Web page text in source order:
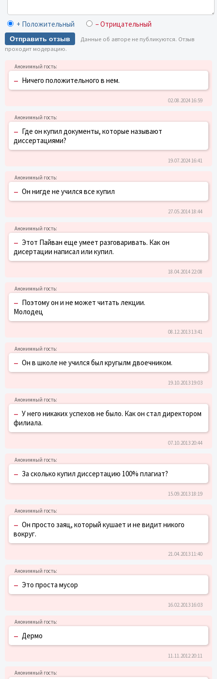
+ Положительный – Отрицательный
Отправить отзыв
Данные об авторе не публикуются. Отзыв
проходит модерацию.
– Ничего положительного в нем.
02.08.2024 16:59
– Где он купил документы, которые называют
диссертациями?
19.07.2024 16:41
– Он нигде не учился все купил
27.05.2014 18:44
– Этот Пайван еще умеет разговаривать. Как он
дисертации написал или купил.
18.04.2014 22:08
– Поэтому он и не может читать лекции.
Молодец
08.12.2013 13:41
– Он в школе не учился был кругылм двоечником.
19.10.2013 19:03
– У него никаких успехов не было. Как он стал директором
филиала.
07.10.2013 20:44
– За сколько купил диссертацию 100% плагиат?
15.09.2013 18:19
– Он просто заяц, который кушает и не видит никого
вокруг.
21.04.2013 11:40
– Это проста мусор
16.02.2013 16:03
– Дермо
11.11.2012 20:11